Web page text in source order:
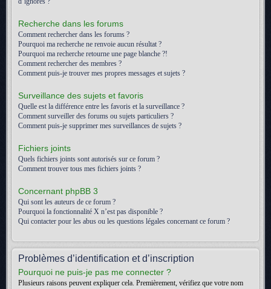
Recherche dans les forums
Comment rechercher dans les forums ?
Pourquoi ma recherche ne renvoie aucun résultat ?
Pourquoi ma recherche retourne une page blanche ?!
Comment rechercher des membres ?
Comment puis-je trouver mes propres messages et sujets ?
Surveillance des sujets et favoris
Quelle est la différence entre les favoris et la surveillance ?
Comment surveiller des forums ou sujets particuliers ?
Comment puis-je supprimer mes surveillances de sujets ?
Fichiers joints
Quels fichiers joints sont autorisés sur ce forum ?
Comment trouver tous mes fichiers joints ?
Concernant phpBB 3
Qui sont les auteurs de ce forum ?
Pourquoi la fonctionnalité X n’est pas disponible ?
Qui contacter pour les abus ou les questions légales concernant ce forum ?
Problèmes d’identification et d’inscription
Pourquoi ne puis-je pas me connecter ?
Plusieurs raisons peuvent expliquer cela. Premièrement, vérifiez que votre nom